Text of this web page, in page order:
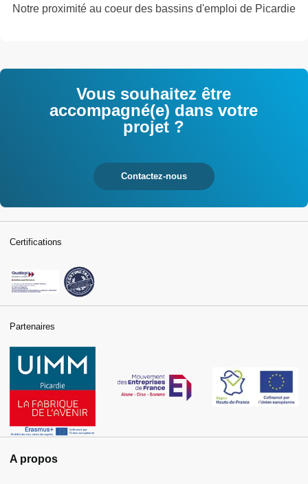
Notre proximité au coeur des bassins d'emploi de Picardie
Vous souhaitez être
accompagné(e) dans votre
projet ?
Contactez-nous
A propos
Certifications
Partenaires